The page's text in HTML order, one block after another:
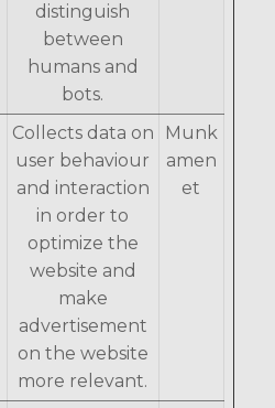
distinguish
between
humans and
bots.
Collects data on
user behaviour
and interaction
in order to
optimize the
website and
make
advertisement
on the website
more relevant.
Munk
amen
et